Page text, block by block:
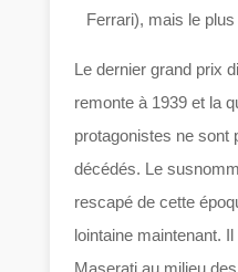
Ferrari), mais le
Le dernier grand prix
remonte à 1939 et la
protagonistes ne sont
décédés. Le
rescapé de cette
lointaine maintenant.